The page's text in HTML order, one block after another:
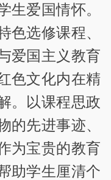
生爱国情怀。
色选修课程、
爱国主义教育
色文化内在精
。以课程思政
的先进事迹、
为宝贵的教育
助学生厘清个